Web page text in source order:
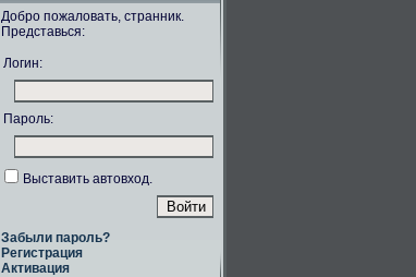
Добро пожаловать, странник.
Представься:
Логин:
Пароль:
Выставить автовход.
Забыли пароль?
Регистрация
Активация